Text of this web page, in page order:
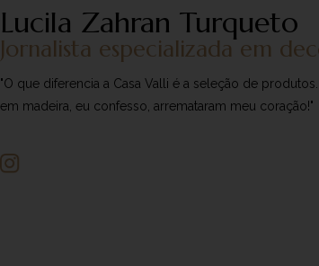
Lucila Zahran Turqueto
Jornalista especializada em
"O que diferencia a Casa Valli é a seleção de
em madeira, eu confesso, arremataram meu coração!"